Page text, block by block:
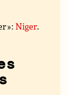
» :Niger.